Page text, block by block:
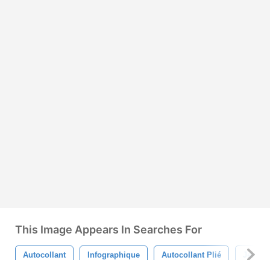
This Image Appears In Searches For
Autocollant Infographique Autocollant Plié Jeu